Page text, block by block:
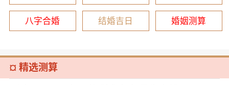
八字合婚 结婚吉日 婚姻测算
¤ 精选测算